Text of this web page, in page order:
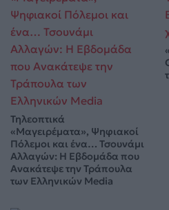
Τηλεοπτικά
«Μαγειρέματα», Ψηφιακοί
Πόλεμοι και ένα… Τσουνάμι
Αλλαγών: Η Εβδομάδα που
Ανακάτεψε την Τράπουλα
των Ελληνικών Media